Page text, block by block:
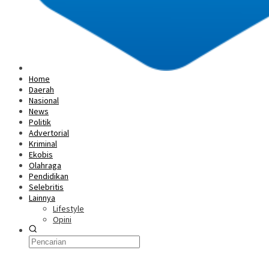
Home
Daerah
Nasional
News
Politik
Advertorial
Kriminal
Ekobis
Olahraga
Pendidikan
Selebritis
Lainnya
Lifestyle
Opini